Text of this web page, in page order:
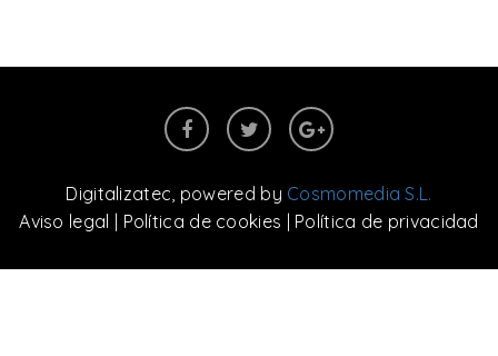
Digitalizatec , powered by Cosmomedia S.L.
Aviso legal | Política de cookies | Política de privacidad